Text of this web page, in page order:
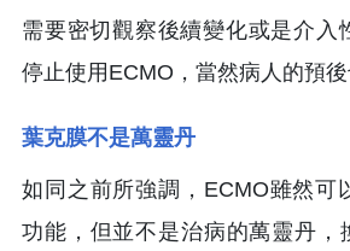
需要密切觀察後續變化或是介入
停止使用ECMO，當然病人的預後
葉克膜不是萬靈丹
如同之前所強調，ECMO雖然可
功能，但並不是治病的萬靈丹，